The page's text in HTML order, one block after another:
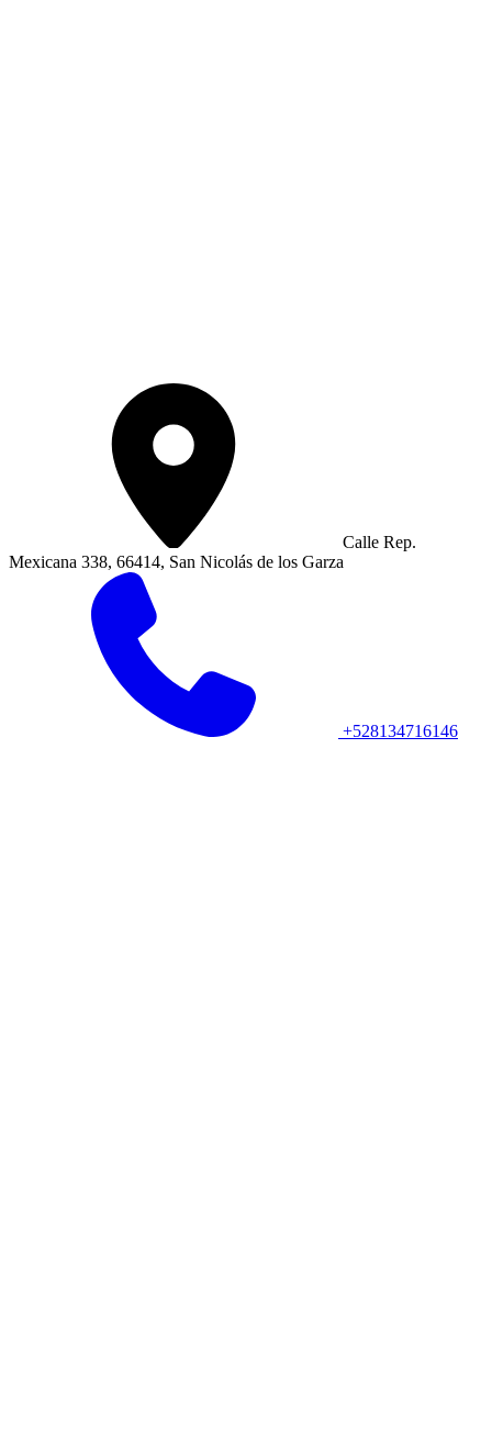
Calle Rep.
Mexicana 338, 66414, San Nicolás de los Garza
+528134716146